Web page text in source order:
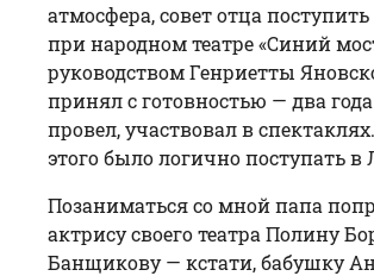
атмосфера, совет отца
при народном театре «Синий
руководством Генриетты
принял с готовностью — два
провел, участвовал в
этого было логично поступать
Позаниматься со мной папа
актрису своего театра Полину
Банщикову — кстати, бабушку